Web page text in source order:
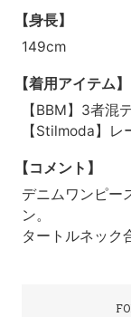
【身長】
149cm
【着用アイテム】
【BBM】3者混
【Stilmoda】
【コメント】
デニムワンピー
ン。
タートルネッ